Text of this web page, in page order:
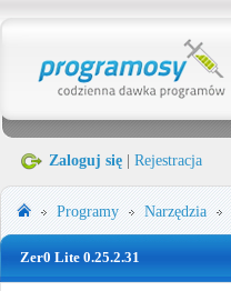
Zaloguj się Rejestracja
Programy Narzędzia
Zer0 Lite 0.25.2.31